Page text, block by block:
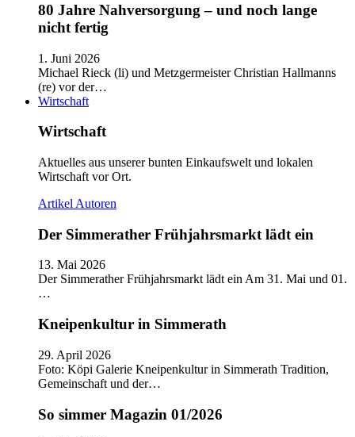
80 Jahre Nahversorgung – und noch lange
nicht fertig
1. Juni 2026
Michael Rieck (li) und Metzgermeister Christian Hallmanns
(re) vor der…
Wirtschaft
Wirtschaft
Aktuelles aus unserer bunten Einkaufswelt und lokalen
Wirtschaft vor Ort.
Artikel Autoren
Der Simmerather Frühjahrsmarkt lädt ein
13. Mai 2026
Der Simmerather Frühjahrsmarkt lädt ein Am 31. Mai und 01.
…
Kneipenkultur in Simmerath
29. April 2026
Foto: Köpi Galerie Kneipenkultur in Simmerath Tradition,
Gemeinschaft und der…
So simmer Magazin 01/2026